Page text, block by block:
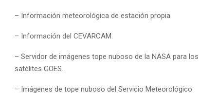
– Información meteorológica de estación propia.
– Información del CEVARCAM.
– Servidor de imágenes tope nuboso de la NASA para los
satélites GOES.
– Imágenes de tope nuboso del Servicio Meteorológico